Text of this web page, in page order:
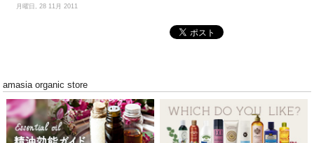
月曜日, 28 11月 2011
amasia organic store